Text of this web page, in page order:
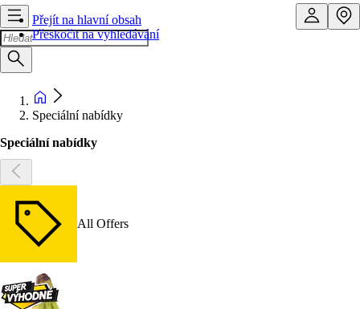
Přejít na hlavní obsah
Přeskočit na vyhledávání
Speciální nabídky
Speciální nabídky
All Offers